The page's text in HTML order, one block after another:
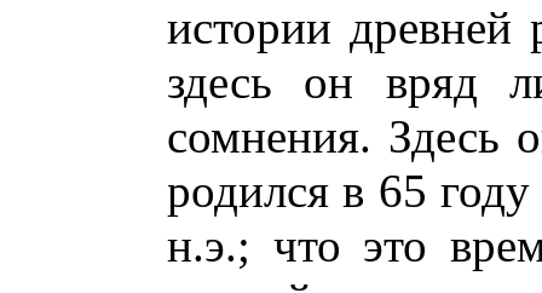
истории древней
здесь он вряд
сомнения. Здесь
родился в 65
н.э.; что это